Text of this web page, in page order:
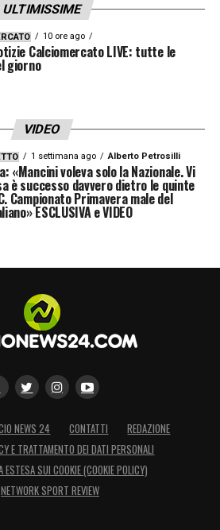
ULTIMISSIME
10 ore ago
Calciomercato LIVE: tutte le
giorno
VIDEO
1 settimana ago Alberto Petrosilli
«Mancini voleva solo la Nazionale. Vi
è successo davvero dietro le quinte
Campionato Primavera male del
ESCLUSIVA e VIDEO
NEWS 24 CONTATTI
REDAZIONE
E TRATTAMENTO DEI DATI PERSONALI
ESTESA SUI COOKIE (COOKIE POLICY)
NETWORK SPORT REVIEW